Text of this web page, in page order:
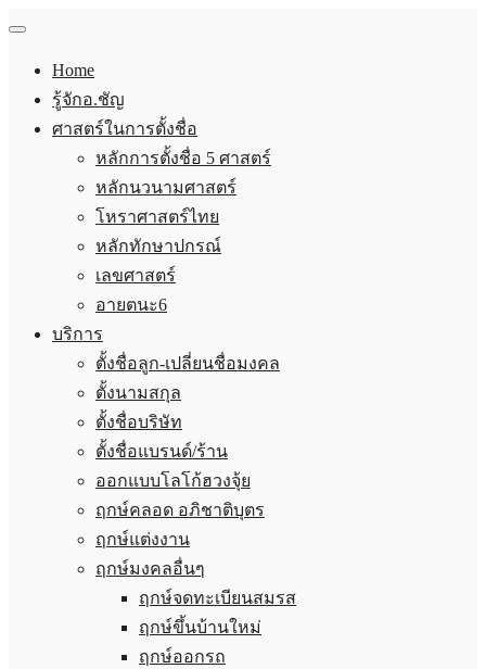
Home
รู้จักอ.ชัญ
ศาสตร์ในการตั้งชื่อ
หลักการตั้งชื่อ 5 ศาสตร์
หลักนวนามศาสตร์
โหราศาสตร์ไทย
หลักทักษาปกรณ์
เลขศาสตร์
อายตนะ6
บริการ
ตั้งชื่อลูก-เปลี่ยนชื่อมงคล
ตั้งนามสกุล
ตั้งชื่อบริษัท
ตั้งชื่อแบรนด์/ร้าน
ออกแบบโลโก้ฮวงจุ้ย
ฤกษ์คลอด อภิชาติบุตร
ฤกษ์แต่งงาน
ฤกษ์มงคลอื่นๆ
ฤกษ์จดทะเบียนสมรส
ฤกษ์ขึ้นบ้านใหม่
ฤกษ์ออกรถ